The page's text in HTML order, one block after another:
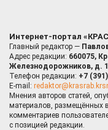
Интернет-портал
Главный редактор —
Адрес редакции: 660075,
Железнодорожников, д.
Телефон редакции: +7
E-mail:
Мнения авторов статей,
материалов, размещённых
комментариев
с позицией редакции.